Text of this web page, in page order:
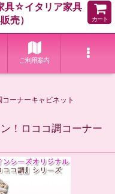
具☆イタリア家具
売）
カート
ご利用案内
ーナーキャビネット
！ロココ調コーナー